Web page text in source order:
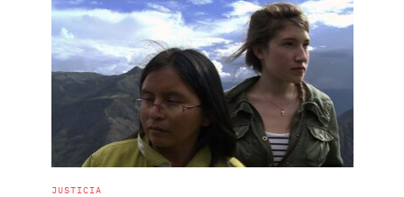
JUSTICIA